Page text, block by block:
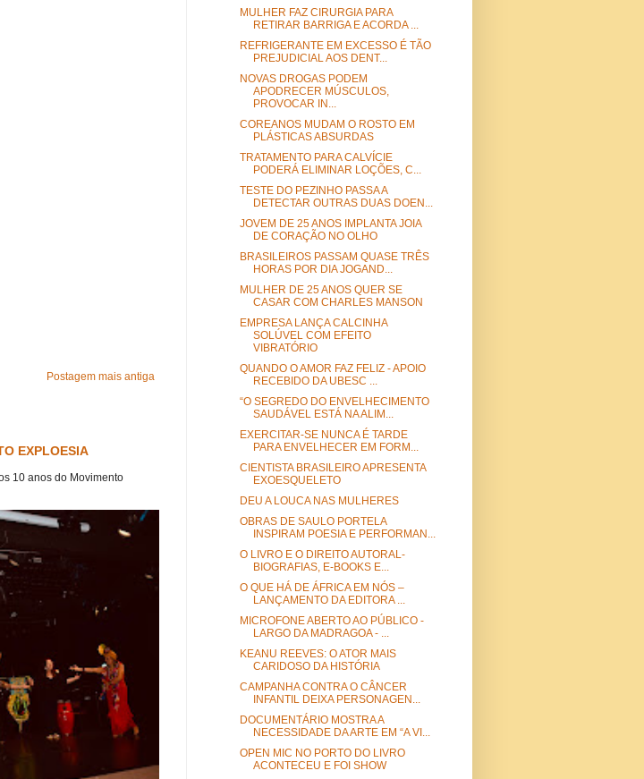
Postagem mais antiga
EXPLOESIA
10 anos do Movimento
MULHER FAZ CIRURGIA PARA
RETIRAR BARRIGA E ACORDA ...
REFRIGERANTE EM EXCESSO É TÃO
PREJUDICIAL AOS DENT...
NOVAS DROGAS PODEM
APODRECER MÚSCULOS,
PROVOCAR IN...
COREANOS MUDAM O ROSTO EM
PLÁSTICAS ABSURDAS
TRATAMENTO PARA CALVÍCIE
PODERÁ ELIMINAR LOÇÕES, C...
TESTE DO PEZINHO PASSA A
DETECTAR OUTRAS DUAS DOEN...
JOVEM DE 25 ANOS IMPLANTA JOIA
DE CORAÇÃO NO OLHO
BRASILEIROS PASSAM QUASE TRÊS
HORAS POR DIA JOGAND...
MULHER DE 25 ANOS QUER SE
CASAR COM CHARLES MANSON
EMPRESA LANÇA CALCINHA
SOLÚVEL COM EFEITO
VIBRATÓRIO
QUANDO O AMOR FAZ FELIZ - APOIO
RECEBIDO DA UBESC ...
“O SEGREDO DO ENVELHECIMENTO
SAUDÁVEL ESTÁ NA ALIM...
EXERCITAR-SE NUNCA É TARDE
PARA ENVELHECER EM FORM...
CIENTISTA BRASILEIRO APRESENTA
EXOESQUELETO
DEU A LOUCA NAS MULHERES
OBRAS DE SAULO PORTELA
INSPIRAM POESIA E PERFORMAN...
O LIVRO E O DIREITO AUTORAL-
BIOGRAFIAS, E-BOOKS E...
O QUE HÁ DE ÁFRICA EM NÓS –
LANÇAMENTO DA EDITORA ...
MICROFONE ABERTO AO PÚBLICO -
LARGO DA MADRAGOA - ...
KEANU REEVES: O ATOR MAIS
CARIDOSO DA HISTÓRIA
CAMPANHA CONTRA O CÂNCER
INFANTIL DEIXA PERSONAGEN...
DOCUMENTÁRIO MOSTRA A
NECESSIDADE DA ARTE EM “A VI...
OPEN MIC NO PORTO DO LIVRO
ACONTECEU E FOI SHOW